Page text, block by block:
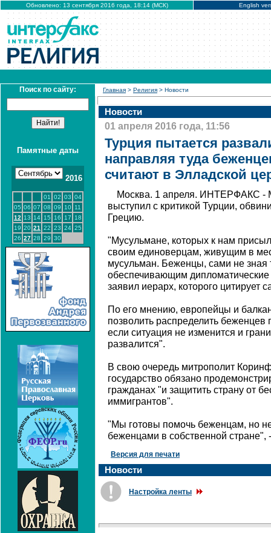
Обновлено: 13 сентября 2016 года, 18:14 (МСК) English
Поиск по сайту:
Памятные даты
2016
01 02 03 04
05 06 07 08 09 10
11
12 13 14 15 16 17
18
19 20 21 22 23 24 25
26 27 28 29 30
Главная > Религия > Новости
Новости
01 апреля 2016 года, 11:56
Турция пытается
направляя туда
считают в Элладской
Москва. 1 апреля. ИНТЕРФАКС -
выступил с критикой Турции,
Грецию.
"Мусульмане, которых к нам
своим единоверцам, живущим в
мусульман. Беженцы, сами не зная
обеспечивающим дипломатические
заявил иерарх, которого цитирует
По его мнению, европейцы и
позволить распределить
если ситуация не изменится и
развалится".
В свою очередь митрополит
государство обязано
гражданах "и защитить страну от
иммигрантов".
"Мы готовы помочь беженцам, но
беженцами в собственной стране",
Версия для печати
Новости
Настройка ленты